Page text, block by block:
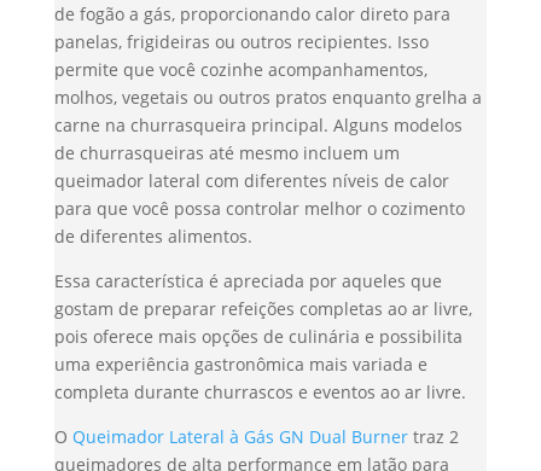
de fogão a gás, proporcionando calor direto para
panelas, frigideiras ou outros recipientes. Isso
permite que você cozinhe acompanhamentos,
molhos, vegetais ou outros pratos enquanto grelha a
carne na churrasqueira principal. Alguns modelos
de churrasqueiras até mesmo incluem um
queimador lateral com diferentes níveis de calor
para que você possa controlar melhor o cozimento
de diferentes alimentos.
Essa característica é apreciada por aqueles que
gostam de preparar refeições completas ao ar livre,
pois oferece mais opções de culinária e possibilita
uma experiência gastronômica mais variada e
completa durante churrascos e eventos ao ar livre.
O Queimador Lateral à Gás GN Dual Burnertraz 2
queimadores de alta performance em latão para